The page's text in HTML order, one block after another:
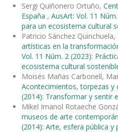
Sergi Quiñonero Ortuño,
España , AusArt: Vol. 11
para un ecosistema cultural
Patricio Sánchez Quinchuela,
artísticas en la
Vol. 11 Núm. 2 (2023):
ecosistema cultural
Moisés Mañas Carbonell,
Acontecimientos, torpezas y
(2014): Transformar y sentir
Mikel Imanol Rotaeche
museos de arte
(2014): Arte, esfera pública y